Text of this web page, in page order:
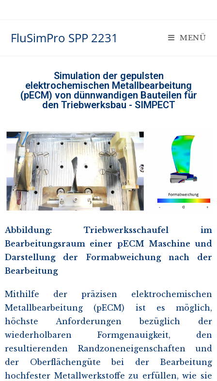
FluSimPro SPP 2231 MENÜ
Simulation der gepulsten
elektrochemischen Metallbearbeitung
(pECM) von dünnwandigen Bauteilen für
den Triebwerksbau - SIMPECT
Abbildung: Triebwerksschaufel im
Bearbeitungsraum einer pECM Maschine und
Darstellung der Formabweichung nach der
Bearbeitung
Mithilfe der präzisen elektrochemischen
Metallbearbeitung (pECM) ist es möglich,
höchste Anforderungen bezüglich der
wiederholbaren Formgenauigkeit, den
resultierenden Randzoneneigenschaften und
der Oberflächengüte bei der Bearbeitung
hochfester Metallwerkstoffe zu erfüllen, wie sie